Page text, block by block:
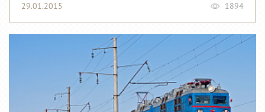
29.01.2015 1894